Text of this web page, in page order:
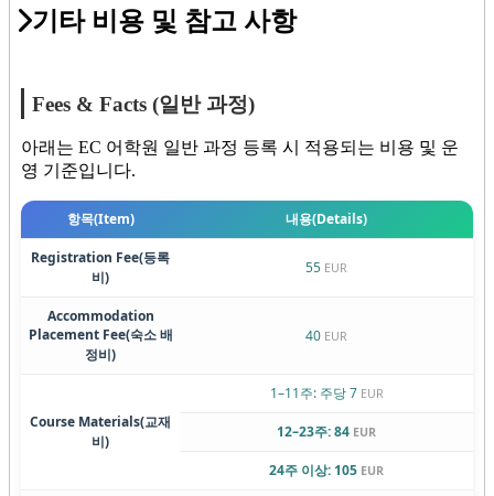
기타 비용 및 참고 사항
Fees & Facts (일반 과정)
아래는 EC 어학원 일반 과정 등록 시 적용되는 비용 및 운
영 기준입니다.
항목(Item) 내용(Details)
Registration Fee(등록
비)
55 EUR
Accommodation
Placement Fee(숙소 배
정비)
40 EUR
Course Materials(교재
비)
1–11주: 주당 7 EUR
12–23주: 84 EUR
24주 이상: 105 EUR